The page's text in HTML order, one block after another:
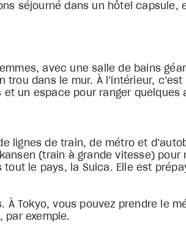
séjourné dans un hôtel capsule,
avec une salle de bains
dans le mur. À l’intérieur, c’est
et un espace pour ranger quelques
lignes de train, de métro et
(train à grande vitesse) pour
le pays, la Suica. Elle est
Tokyo, vous pouvez prendre le
par exemple.